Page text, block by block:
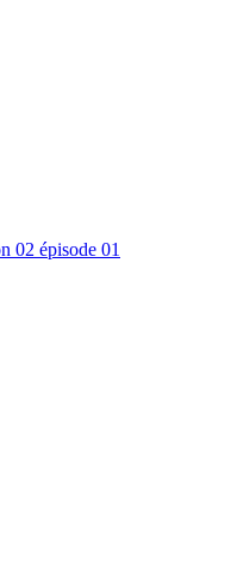
02 épisode 01